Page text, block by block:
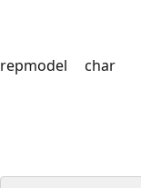
repmodel char